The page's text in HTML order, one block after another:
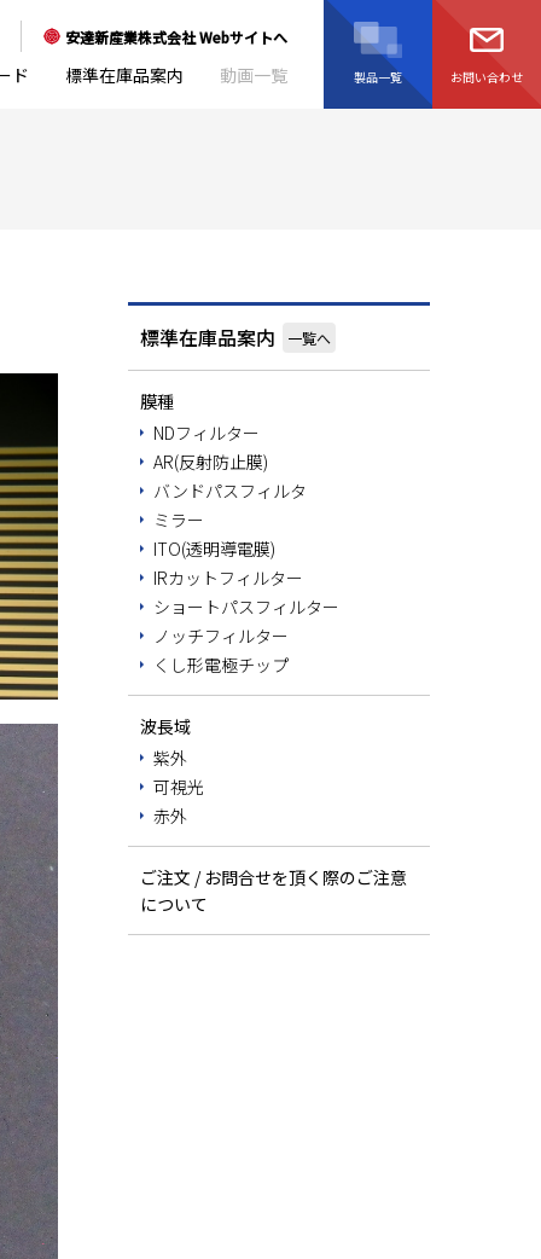
安達新産業株式会社 Webサイトへ
ド 標準在庫品案内 動画一覧 製品一覧 お問い合わせ
標準在庫品案内
膜種
NDフィルター
AR(反射防止膜)
バンドパスフィルタ
ミラー
ITO(透明導電膜)
IRカットフィルター
ショートパスフィルター
ノッチフィルター
くし形電極チップ
波長域
紫外
可視光
赤外
ご注文 / お問合せを頂く際のご注意
について